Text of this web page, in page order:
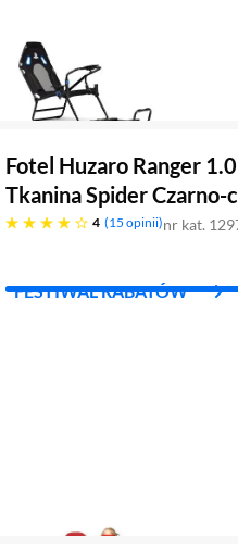
Fotel Huzaro Ranger
Tkanina Spider Czarno-
4
cztery gwiazdki 15 opinii nr kat.
FESTIWAL RABATÓW